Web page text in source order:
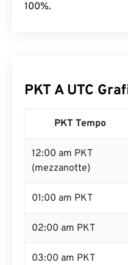
100%.
PKT A UTC
PKT Tempo
12:00 am PKT
(mezzanotte)
01:00 am PKT
02:00 am PKT
03:00 am PKT